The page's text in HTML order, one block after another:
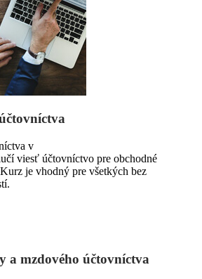
v
viesť účtovníctvo pre obchodné
je vhodný pre všetkých bez
a mzdového účtovníctva